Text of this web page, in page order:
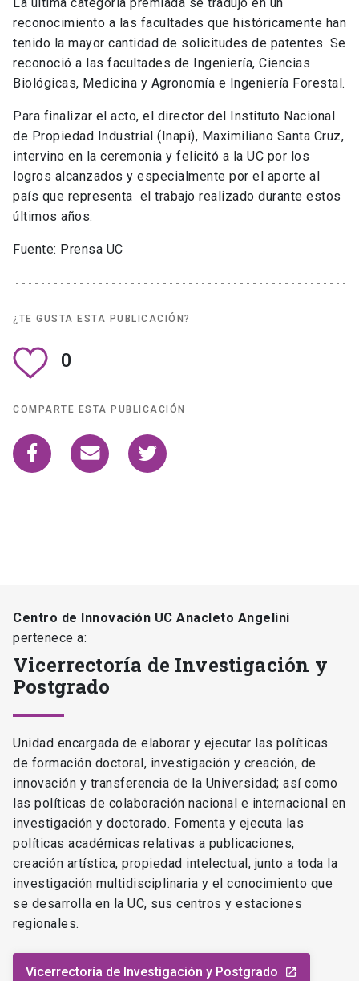
reconocimiento a las facultades que históricamente han
tenido la mayor cantidad de solicitudes de patentes. Se
reconoció a las facultades de Ingeniería, Ciencias
Biológicas, Medicina y Agronomía e Ingeniería Forestal.
Para finalizar el acto, el director del Instituto Nacional
de Propiedad Industrial (Inapi), Maximiliano Santa Cruz,
intervino en la ceremonia y felicitó a la UC por los
logros alcanzados y especialmente por el aporte al
país que representa el trabajo realizado durante estos
últimos años.
Fuente: Prensa UC
¿TE GUSTA ESTA PUBLICACIÓN?
0
COMPARTE ESTA PUBLICACIÓN
Centro de Innovación UC Anacleto Angelini
pertenece a:
Vicerrectoría de Investigación y
Postgrado
Unidad encargada de elaborar y ejecutar las políticas
de formación doctoral, investigación y creación, de
innovación y transferencia de la Universidad; así como
las políticas de colaboración nacional e internacional en
investigación y doctorado. Fomenta y ejecuta las
políticas académicas relativas a publicaciones,
creación artística, propiedad intelectual, junto a toda la
investigación multidisciplinaria y el conocimiento que
se desarrolla en la UC, sus centros y estaciones
regionales.
Vicerrectoría de Investigación y Postgrado launch